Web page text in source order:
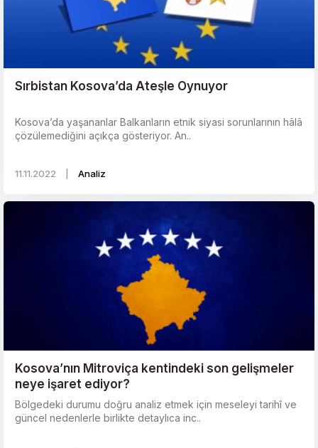
Sırbistan Kosova’da Ateşle Oynuyor
Kosova’da yaşananlar Balkanların etnik siyasi sorunlarının hâlâ
çözülemediğini açıkça gösteriyor. An..
11.11.2022 Analiz
Kosova’nın Mitroviça kentindeki son gelişmeler
neye işaret ediyor?
Bölgedeki durumu doğru analiz etmek için meseleyi tarihî ve
güncel nedenlerle birlikte detaylıca inc..